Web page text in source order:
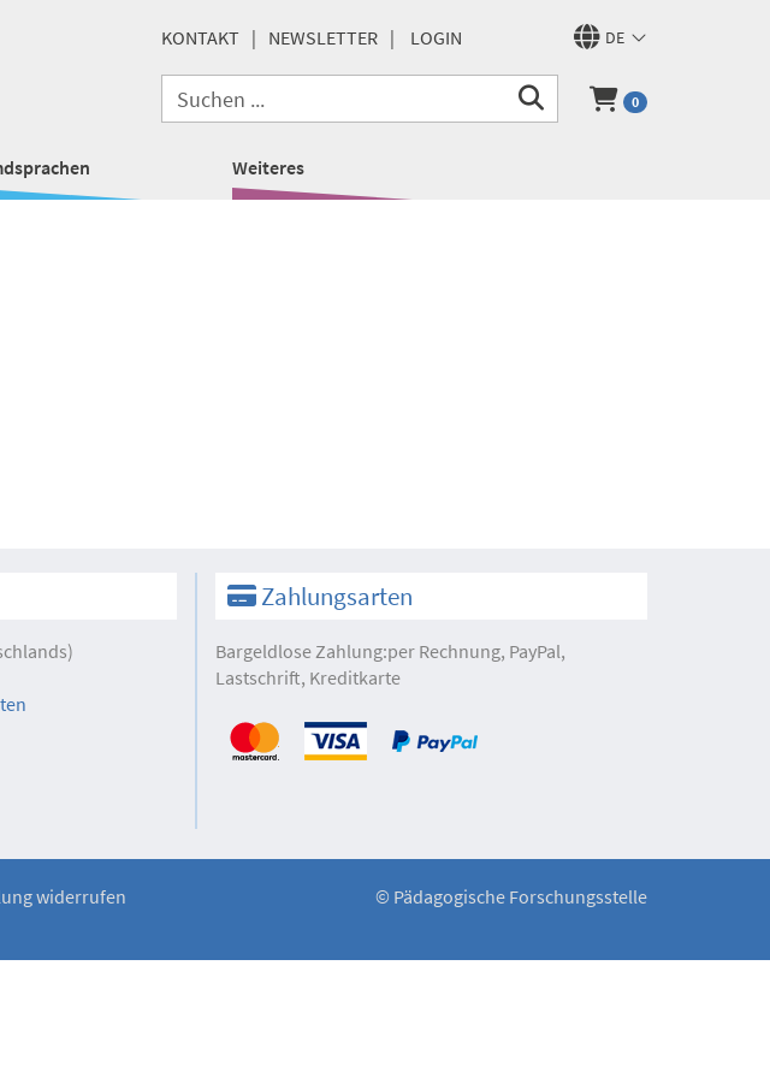
DE
KONTAKT NEWSLETTER LOGIN
0
Weiteres
Zahlungsarten
Bargeldlose Zahlung:per Rechnung, PayPal,
Lastschrift, Kreditkarte
widerrufen
© Pädagogische Forschungsstelle